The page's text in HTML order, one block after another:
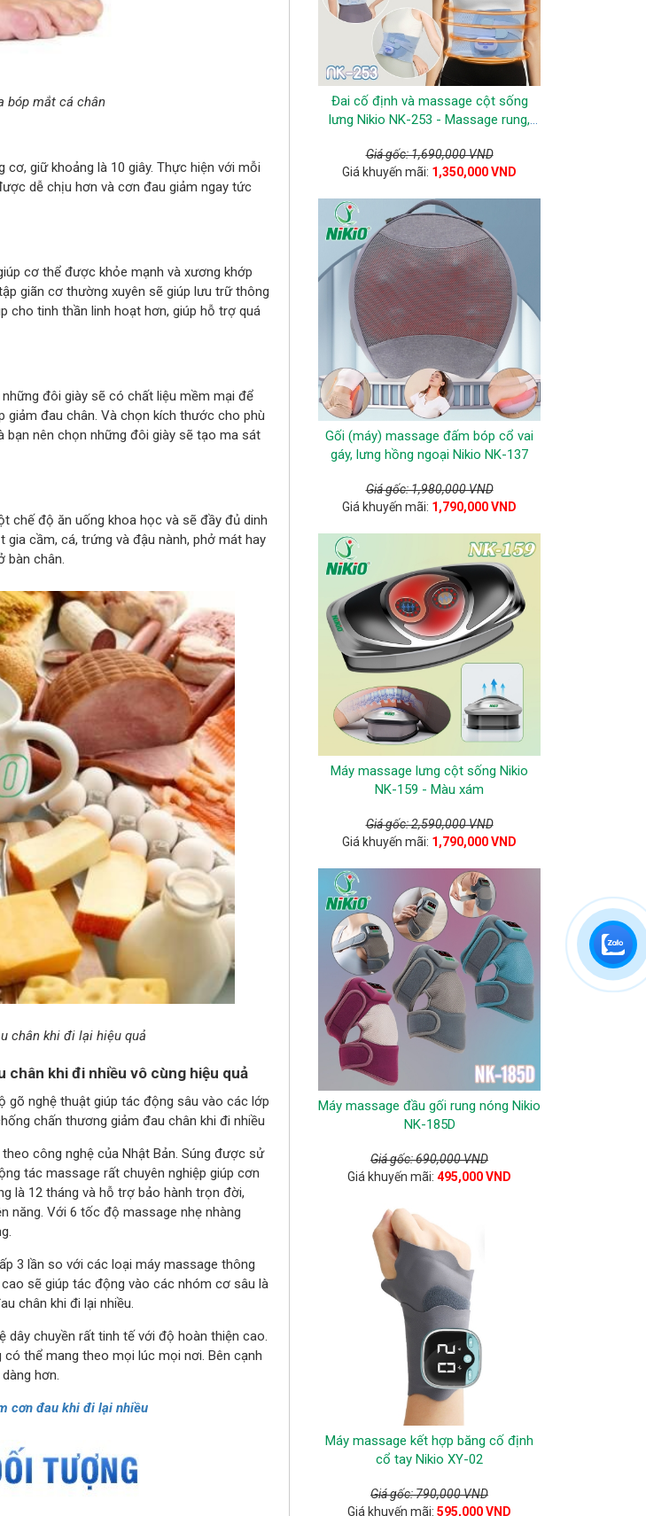
bóp mắt cá chân
giữ khoảng là 10 giây. Thực hiện với mỗi
dễ chịu hơn và cơn đau giảm ngay tức
cơ thể được khỏe mạnh và xương khớp
giãn cơ thường xuyên sẽ giúp lưu trữ thông
cho tinh thần linh hoạt hơn, giúp hỗ trợ quá
đôi giày sẽ có chất liệu mềm mại để
giảm đau chân. Và chọn kích thước cho phù
bạn nên chọn những đôi giày sẽ tạo ma sát
chế độ ăn uống khoa học và sẽ đầy đủ dinh
cầm, cá, trứng và đậu nành, phở mát hay
bàn chân.
chân khi đi lại hiệu quả
chân khi đi nhiều vô cùng hiệu quả
gõ nghệ thuật giúp tác động sâu vào các lớp
chấn thương giảm đau chân khi đi nhiều
công nghệ của Nhật Bản. Súng được sử
tác massage rất chuyên nghiệp giúp cơn
là 12 tháng và hỗ trợ bảo hành trọn đời,
năng. Với 6 tốc độ massage nhẹ nhàng
3 lần so với các loại máy massage thông
sẽ giúp tác động vào các nhóm cơ sâu là
chân khi đi lại nhiều.
dây chuyền rất tinh tế với độ hoàn thiện cao.
thể mang theo mọi lúc mọi nơi. Bên cạnh
hơn.
cơn đau khi đi lại nhiều
Đai cố định và massage cột sống
lưng Nikio NK-253 - Massage rung,
Giá gốc: 1,690,000 VND
Giá khuyến mãi: 1,350,000 VND
Gối (máy) massage đấm bóp cổ vai
gáy, lưng hồng ngoại Nikio NK-137
Giá gốc: 1,980,000 VND
Giá khuyến mãi: 1,790,000 VND
Máy massage lưng cột sống Nikio
NK-159 - Màu xám
Giá gốc: 2,590,000 VND
Giá khuyến mãi: 1,790,000 VND
Máy massage đầu gối rung nóng Nikio
NK-185D
Giá gốc: 690,000 VND
Giá khuyến mãi: 495,000 VND
Máy massage kết hợp băng cố định
cổ tay Nikio XY-02
Giá gốc: 790,000 VND
Giá khuyến mãi: 595,000 VND